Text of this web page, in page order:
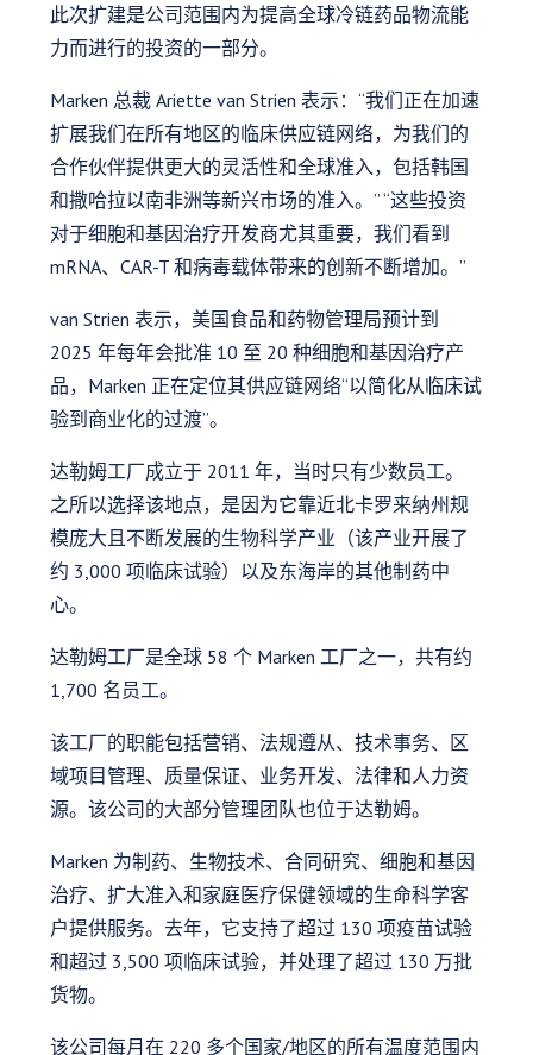
此次扩建是公司范围内为提高全球冷链药品物流能
力而进行的投资的一部分。
Marken 总裁 Ariette van Strien 表示：“我们正在加速
扩展我们在所有地区的临床供应链网络，为我们的
合作伙伴提供更大的灵活性和全球准入，包括韩国
和撒哈拉以南非洲等新兴市场的准入。” “这些投资
对于细胞和基因治疗开发商尤其重要，我们看到
mRNA、CAR-T 和病毒载体带来的创新不断增加。”
van Strien 表示，美国食品和药物管理局预计到
2025 年每年会批准 10 至 20 种细胞和基因治疗产
品，Marken 正在定位其供应链网络“以简化从临床试
验到商业化的过渡”。
达勒姆工厂成立于 2011 年，当时只有少数员工。
之所以选择该地点，是因为它靠近北卡罗来纳州规
模庞大且不断发展的生物科学产业（该产业开展了
约 3,000 项临床试验）以及东海岸的其他制药中
心。
达勒姆工厂是全球 58 个 Marken 工厂之一，共有约
1,700 名员工。
该工厂的职能包括营销、法规遵从、技术事务、区
域项目管理、质量保证、业务开发、法律和人力资
源。该公司的大部分管理团队也位于达勒姆。
Marken 为制药、生物技术、合同研究、细胞和基因
治疗、扩大准入和家庭医疗保健领域的生命科学客
户提供服务。去年，它支持了超过 130 项疫苗试验
和超过 3,500 项临床试验，并处理了超过 130 万批
货物。
该公司每月在 220 多个国家/地区的所有温度范围内